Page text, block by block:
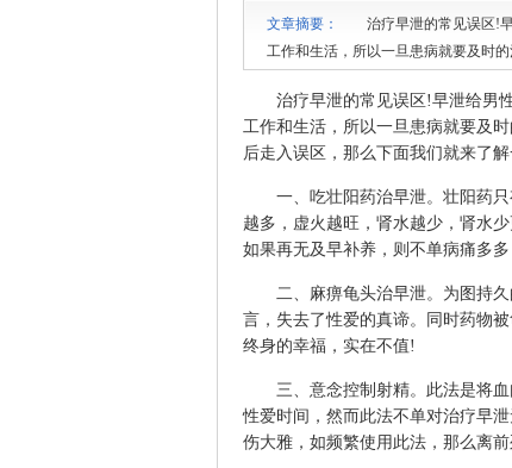
文章摘要：
治疗早泄的常见误区!早
工作和生活，所以一旦患病就要及时
治疗早泄的常见误区!早泄给男性
工作和生活，所以一旦患病就要及
后走入误区，那么下面我们就来了
一、吃壮阳药治早泄。壮阳药只
越多，虚火越旺，肾水越少，肾水
如果再无及早补养，则不单病痛多多
二、麻痹龟头治早泄。为图持久
言，失去了性爱的真谛。同时药物
终身的幸福，实在不值!
三、意念控制射精。此法是将血
性爱时间，然而此法不单对治疗早
伤大雅，如频繁使用此法，那么离前